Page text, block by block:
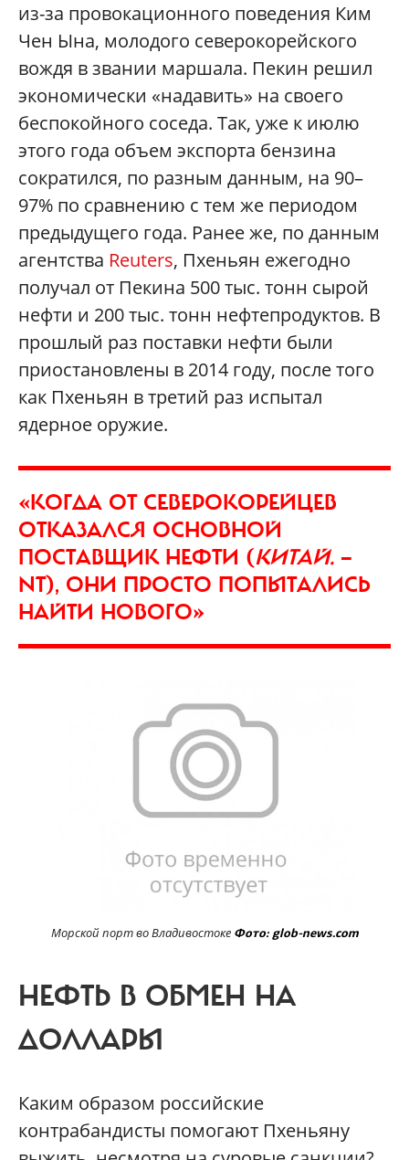
из-за провокационного поведения Ким
Чен Ына, молодого северокорейского
вождя в звании маршала. Пекин решил
экономически «надавить» на своего
беспокойного соседа. Так, уже к июлю
этого года объем экспорта бензина
сократился, по разным данным, на 90–
97% по сравнению с тем же периодом
предыдущего года. Ранее же, по данным
агентства Reuters, Пхеньян ежегодно
получал от Пекина 500 тыс. тонн сырой
нефти и 200 тыс. тонн нефтепродуктов. В
прошлый раз поставки нефти были
приостановлены в 2014 году, после того
как Пхеньян в третий раз испытал
ядерное оружие.
«КОГДА ОТ СЕВЕРОКОРЕЙЦЕВ
ОТКАЗАЛСЯ ОСНОВНОЙ
ПОСТАВЩИК НЕФТИ (КИТАЙ. —
NT), ОНИ ПРОСТО ПОПЫТАЛИСЬ
НАЙТИ НОВОГО»
Морской порт во Владивостоке Фото: glob-news.com
НЕФТЬ В ОБМЕН НА
ДОЛЛАРЫ
Каким образом российские
контрабандисты помогают Пхеньяну